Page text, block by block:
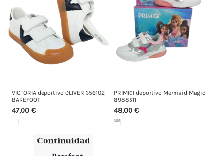
VICTORIA deportivo OLIVER 356102
BAREFOOT
47,00 €
PRIMIGI deportivo Mermaid Magic
8988511
48,00 €